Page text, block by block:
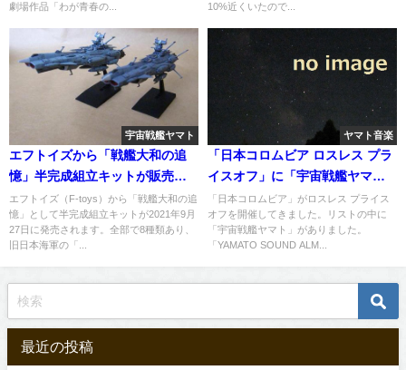
劇場作品「わが青春の...
10%近くいたので...
宇宙戦艦ヤマト
エフトイズから「戦艦大和の追
憶」半完成組立キットが販売
へ。
エフトイズ（F-toys）から「戦艦大和の追
憶」として半完成組立キットが2021年9月
27日に発売されます。全部で8種類あり、
旧日本海軍の「...
ヤマト音楽
「日本コロムビア ロスレス プラ
イスオフ」に「宇宙戦艦ヤマ
ト」が登場
「日本コロムビア」がロスレス プライス
オフを開催してきました。リストの中に
「宇宙戦艦ヤマト」がありました。
「YAMATO SOUND ALM...
最近の投稿